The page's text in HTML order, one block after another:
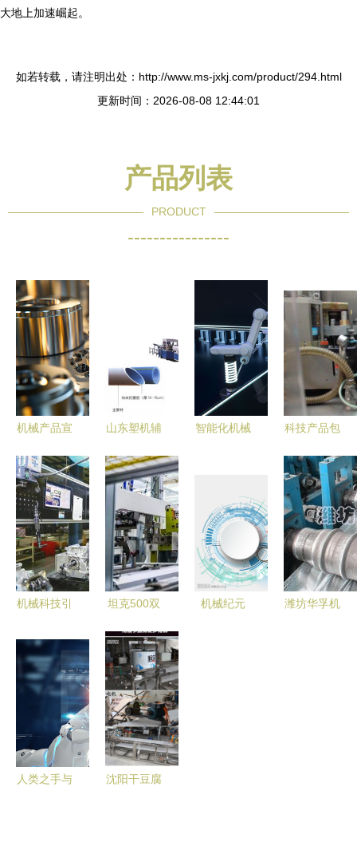
大地上加速崛起。
如若转载，请注明出处：http://www.ms-jxkj.com/product/294.html
更新时间：2026-08-08 12:44:01
产品列表
PRODUCT
----------------
机械产品宣
面摄影 展
现科技的力
量与美感
山东塑机辅
航塑料机械
配套产业高
质量发展
智能化机械
科技产品包
机械美学
机械科技引
坦克500双
解析 开启
智慧工厂探
秘之旅
机械纪元
潍坊华孚机
人类之手与
沈阳干豆腐